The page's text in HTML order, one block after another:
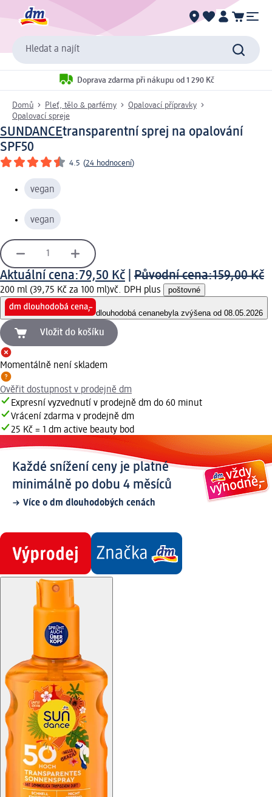
Hledat a najít
Doprava zdarma při nákupu od 1 290 Kč
Domů Pleť, tělo & parfémy
Opalovací přípravky
Opalovací spreje
SUNDANCEtransparentní sprej na opalování
SPF50
4.5 (24 hodnocení)
vegan
vegan
Aktuální cena:79,50 Kč Původní cena:159,00 Kč
200 ml (39,75 Kč za 100 ml)vč. DPH plus poštovné
dlouhodobá cenanebyla zvýšena od 08.05.2026
Vložit do košíku
Momentálně není skladem
Ověřit dostupnost v prodejně dm
Expresní vyzvednutí v prodejně dm do 60 minut
Vrácení zdarma v prodejně dm
25 Kč = 1 dm active beauty bod
Každé snížení ceny je platné
minimálně po dobu 4 měsíců
Více o dm dlouhodobých cenách